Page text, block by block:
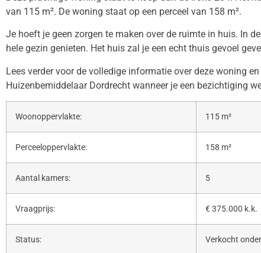
van 115 m². De woning staat op een perceel van 158 m².
Je hoeft je geen zorgen te maken over de ruimte in huis. In
hele gezin genieten. Het huis zal je een echt thuis gevoel
Lees verder voor de volledige informatie over deze woning
Huizenbemiddelaar Dordrecht wanneer je een bezichtiging
Woonoppervlakte: 115 m²
Perceeloppervlakte: 158 m²
Aantal kamers: 5
Vraagprijs: € 375.000 k.k.
Status: Verkocht